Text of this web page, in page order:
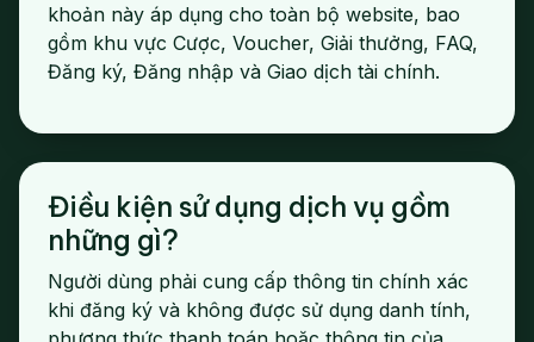
khoản này áp dụng cho toàn bộ website, bao
gồm khu vực Cược, Voucher, Giải thưởng, FAQ,
Đăng ký, Đăng nhập và Giao dịch tài chính.
Điều kiện sử dụng dịch vụ gồm
những gì?
Người dùng phải cung cấp thông tin chính xác
khi đăng ký và không được sử dụng danh tính,